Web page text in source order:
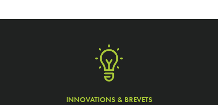
INNOVATIONS & BREVETS